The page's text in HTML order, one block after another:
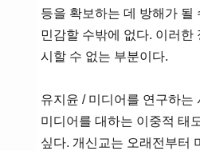
등을 확보하는 데 방해가 될
민감할 수밖에 없다. 이러한
시할 수 없는 부분이다.
유지윤 / 미디어를 연구하는
미디어를 대하는 이중적 태
싶다. 개신교는 오래전부터